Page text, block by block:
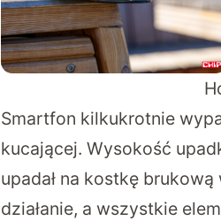
Smartfon kilkukrotnie
kucającej. Wysokość
upadał na kostkę
działanie, a wszystkie